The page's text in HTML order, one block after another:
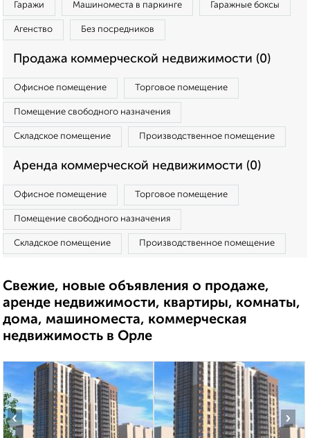
Гаражи Машиноместа в паркинге Гаражные боксы
Агенство Без посредников
Продажа коммерческой недвижимости (0)
Офисное помещение Торговое помещение
Помещение свободного назначения
Складское помещение Производственное помещение
Аренда коммерческой недвижимости (0)
Офисное помещение Торговое помещение
Помещение свободного назначения
Складское помещение Производственное помещение
Свежие, новые объявления о продаже,
аренде недвижимости, квартиры, комнаты,
дома, машиноместа, коммерческая
недвижимость в Орле
‹ ›